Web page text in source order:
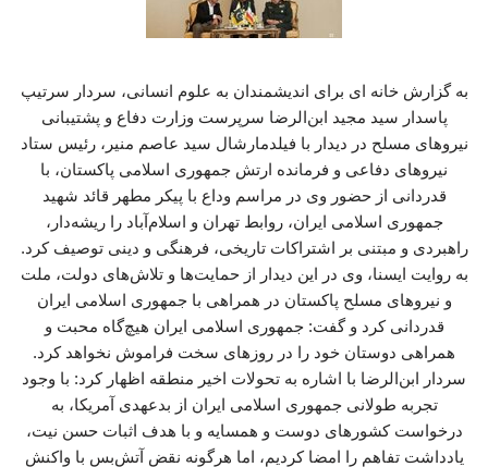
به گزارش خانه ای برای اندیشمندان به علوم انسانی، سردار سرتیپ
پاسدار سید مجید ابن‌الرضا سرپرست وزارت دفاع و پشتیبانی
نیروهای مسلح در دیدار با فیلدمارشال سید عاصم منیر، رئیس ستاد
نیروهای دفاعی و فرمانده ارتش جمهوری اسلامی پاکستان، با
قدردانی از حضور وی در مراسم وداع با پیکر مطهر قائد شهید
جمهوری اسلامی ایران، روابط تهران و اسلام‌آباد را ریشه‌دار،
راهبردی و مبتنی بر اشتراکات تاریخی، فرهنگی و دینی توصیف کرد.
به روایت ایسنا، وی در این دیدار از حمایت‌ها و تلاش‌های دولت، ملت
و نیروهای مسلح پاکستان در همراهی با جمهوری اسلامی ایران
قدردانی کرد و گفت: جمهوری اسلامی ایران هیچ‌گاه محبت و
همراهی دوستان خود را در روزهای سخت فراموش نخواهد کرد.
سردار ابن‌الرضا با اشاره به تحولات اخیر منطقه اظهار کرد: با وجود
تجربه طولانی جمهوری اسلامی ایران از بدعهدی آمریکا، به
درخواست کشورهای دوست و همسایه و با هدف اثبات حسن نیت،
یادداشت تفاهم را امضا کردیم، اما هرگونه نقض آتش‌بس با واکنش